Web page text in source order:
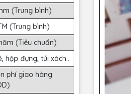
(Trung bình)
(Trung bình)
(Tiêu chuẩn)
hộp đựng, túi xách...
phí giao hàng